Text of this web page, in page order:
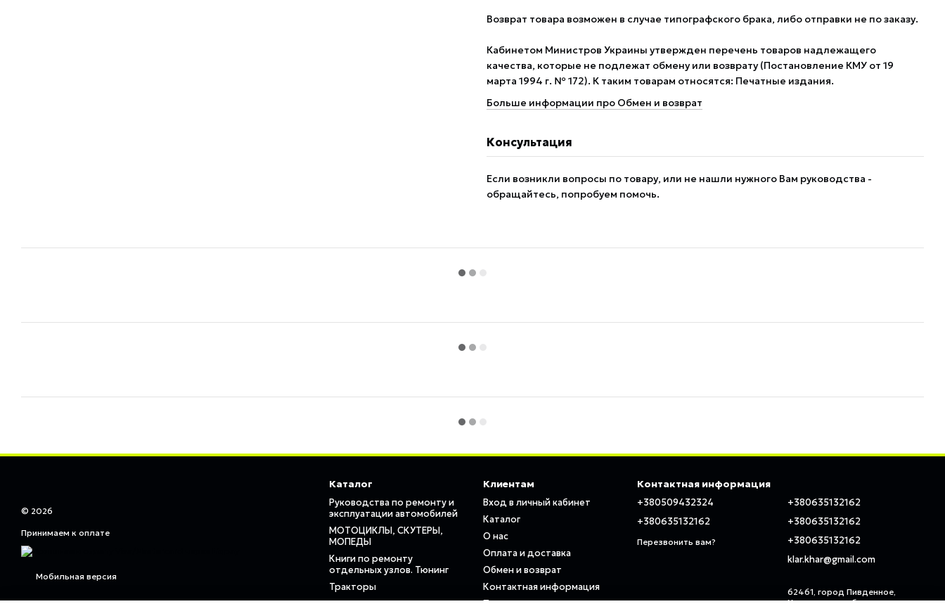
Возврат товара возможен в случае типографского брака, либо отправки не по заказу.
Кабинетом Министров Украины утвержден перечень товаров надлежащего
качества, которые не подлежат обмену или возврату (Постановление КМУ от 19
марта 1994 г. № 172). К таким товарам относятся: Печатные издания.
Больше информации про Обмен и возврат
Консультация
Если возникли вопросы по товару, или не нашли нужного Вам руководства -
обращайтесь, попробуем помочь.
© 2026
Принимаем к оплате
Мобильная версия
Каталог
Руководства по ремонту и
эксплуатации автомобилей
МОТОЦИКЛЫ, СКУТЕРЫ,
МОПЕДЫ
Книги по ремонту
отдельных узлов. Тюнинг
Тракторы
Клиентам
Вход в личный кабинет
Каталог
О нас
Оплата и доставка
Обмен и возврат
Контактная информация
Контактная информация
+380509432324
+380635132162
Перезвонить вам?
+380635132162
+380635132162
+380635132162
klar.khar@gmail.com
62461, город Пивденное,